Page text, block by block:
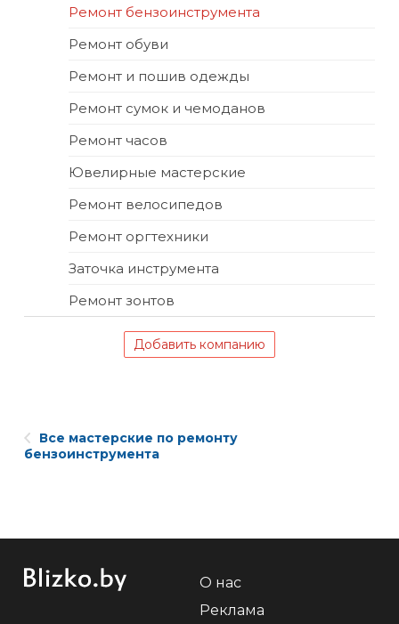
Ремонт бензоинструмента
Ремонт обуви
Ремонт и пошив одежды
Ремонт сумок и чемоданов
Ремонт часов
Ювелирные мастерские
Ремонт велосипедов
Ремонт оргтехники
Заточка инструмента
Ремонт зонтов
Добавить компанию
Все мастерские по ремонту
бензоинструмента
О нас
Реклама